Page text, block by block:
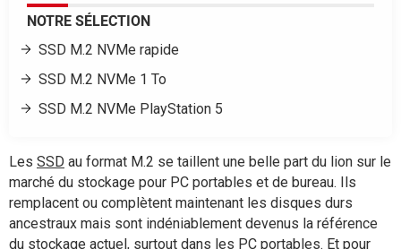
NOTRE SÉLECTION
SSD M.2 NVMe rapide
SSD M.2 NVMe 1 To
SSD M.2 NVMe PlayStation 5
Les SSD au format M.2 se taillent une belle part du lion sur le
marché du stockage pour PC portables et de bureau. Ils
remplacent ou complètent maintenant les disques durs
ancestraux mais sont indéniablement devenus la référence
du stockage actuel, surtout dans les PC portables. Et pour